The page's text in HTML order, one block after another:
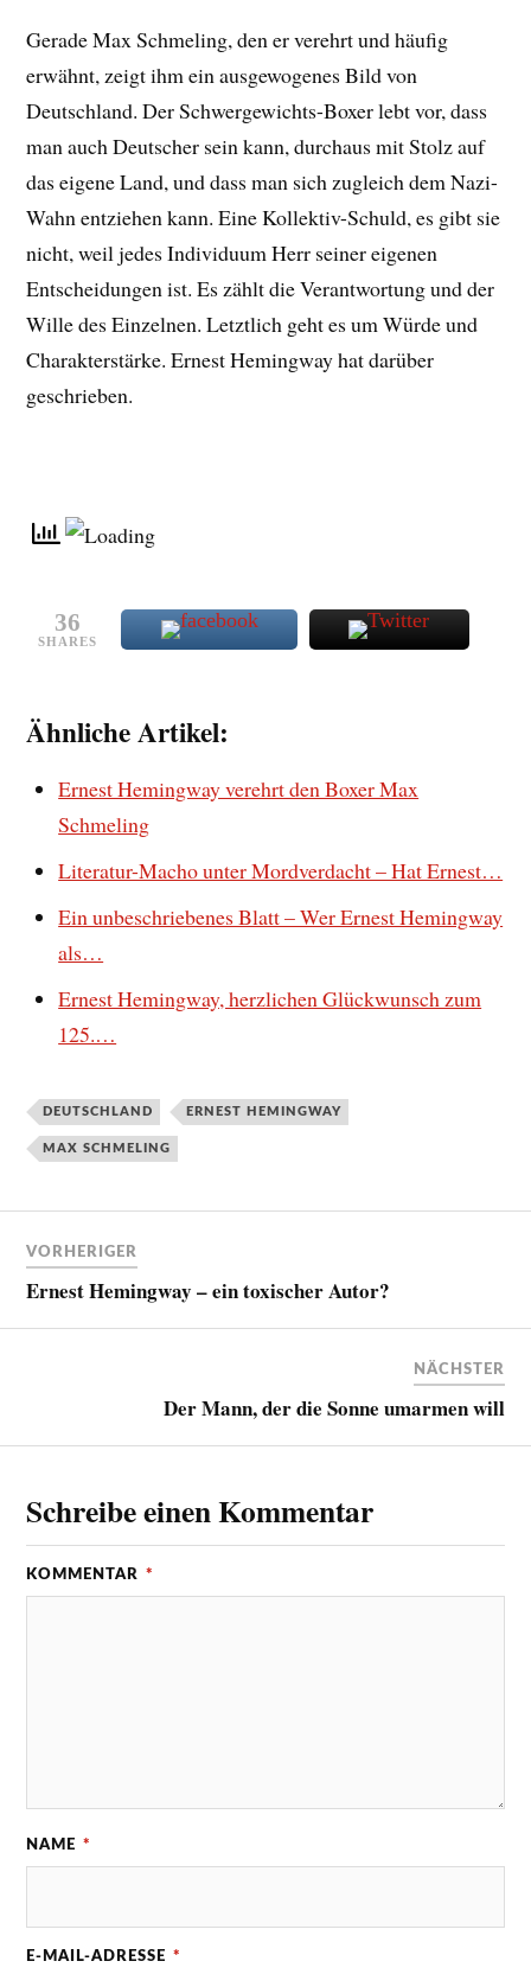
Gerade Max Schmeling, den er verehrt und häufig
erwähnt, zeigt ihm ein ausgewogenes Bild von
Deutschland. Der Schwergewichts-Boxer lebt vor, dass
man auch Deutscher sein kann, durchaus mit Stolz auf
das eigene Land, und dass man sich zugleich dem Nazi-
Wahn entziehen kann. Eine Kollektiv-Schuld, es gibt sie
nicht, weil jedes Individuum Herr seiner eigenen
Entscheidungen ist. Es zählt die Verantwortung und der
Wille des Einzelnen. Letztlich geht es um Würde und
Charakterstärke. Ernest Hemingway hat darüber
geschrieben.
36
SHARES
Ähnliche Artikel:
Ernest Hemingway verehrt den Boxer Max
Schmeling
Literatur-Macho unter Mordverdacht – Hat Ernest…
Ein unbeschriebenes Blatt – Wer Ernest Hemingway
als…
Ernest Hemingway, herzlichen Glückwunsch zum
125.…
DEUTSCHLAND ERNEST HEMINGWAY
MAX SCHMELING
VORHERIGER
Ernest Hemingway – ein toxischer Autor?
NÄCHSTER
Der Mann, der die Sonne umarmen will
Schreibe einen Kommentar
KOMMENTAR *
NAME *
E-MAIL-ADRESSE *